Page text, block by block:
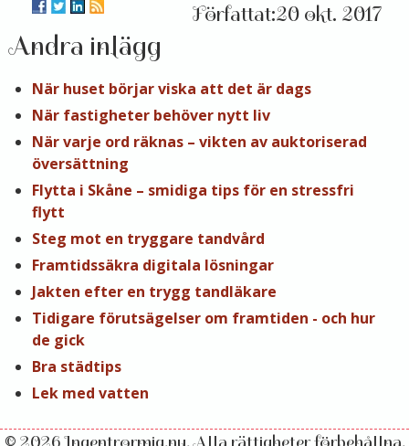
20 okt. 2017
Andra inlägg
När huset börjar viska att det är dags
När fastigheter behöver nytt liv
När varje ord räknas – vikten av auktoriserad
översättning
Flytta i Skåne – smidiga tips för en stressfri
flytt
Steg mot en tryggare tandvård
Framtidssäkra digitala lösningar
Jakten efter en trygg tandläkare
Tidigare förutsägelser om framtiden - och hur
de gick
Bra städtips
Lek med vatten